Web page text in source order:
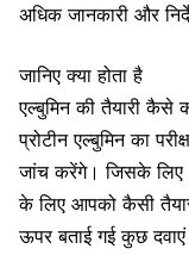
अधिक जानकारी और
जानिए क्या होता है
एल्बुमिन की तैयारी कैसे
प्रोटीन एल्बुमिन का
जांच करेंगे। जिसके
के लिए आपको कैसी
ऊपर बताई गई कुछ